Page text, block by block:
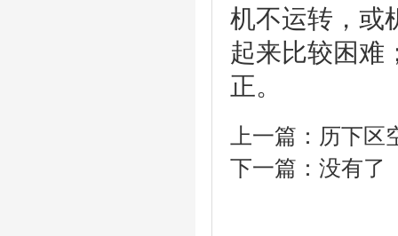
机不运转，或
起来比较困难
正。
上一篇： 历下区
下一篇：没有了